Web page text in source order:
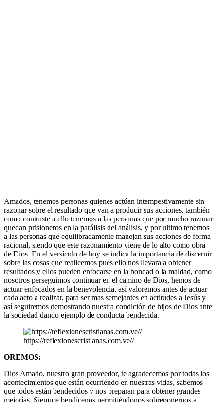
Amados, tenemos personas quienes actúan intempestivamente sin
razonar sobre el resultado que van a producir sus acciones, también
como contraste a ello tenemos a las personas que por mucho razonar
quedan prisioneros en la parálisis del análisis, y por ultimo tenemos
a las personas que equilibradamente manejan sus acciones de forma
racional, siendo que este razonamiento viene de lo alto como obra
de Dios. En el versículo de hoy se indica la importancia de discernir
sobre las cosas que realicemos pues ello nos llevara a obtener
resultados y ellos pueden enfocarse en la bondad o la maldad, como
nosotros perseguimos continuar en el camino de Dios, hemos de
actuar enfocados en la benevolencia, así valoremos antes de actuar
cada acto a realizar, para ser mas semejantes en actitudes a Jesús y
así seguiremos demostrando nuestra condición de hijos de Dios ante
la sociedad dando ejemplo de conducta bendecida.
https://reflexionescristianas.com.ve//
OREMOS:
Dios Amado, nuestro gran proveedor, te agradecemos por todas los
acontecimientos que están ocurriendo en nuestras vidas, sabemos
que todos están bendecidos y nos preparan para obtener grandes
mejorías. Siempre bendícenos permitiéndonos sobreponernos a